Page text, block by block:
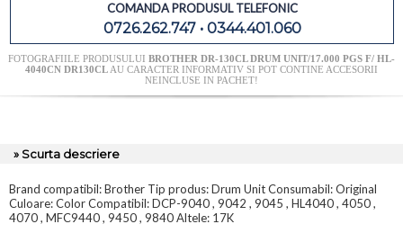
COMANDA PRODUSUL TELEFONIC
0726.262.747 • 0344.401.060
FOTOGRAFIILE PRODUSULUI BROTHER DR-130CL DRUM UNIT/17.000 PGS F/ HL-
4040CN DR130CL AU CARACTER INFORMATIV SI POT CONTINE ACCESORII
NEINCLUSE IN PACHET!
» Scurta descriere
Brand compatibil: Brother Tip produs: Drum Unit Consumabil: Original
Culoare: Color Compatibil: DCP-9040 , 9042 , 9045 , HL4040 , 4050 ,
4070 , MFC9440 , 9450 , 9840 Altele: 17K